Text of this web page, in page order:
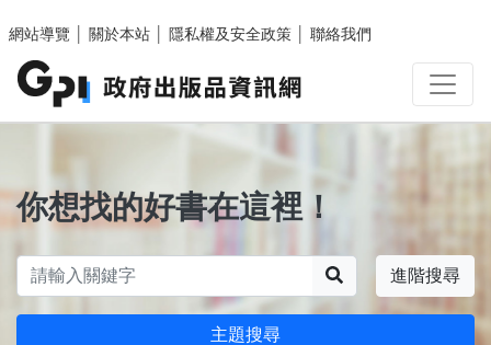
網站導覽
關於本站 隱私權及安全政策 聯絡我們
你想找的好書在這裡！
進階搜尋
主題搜尋